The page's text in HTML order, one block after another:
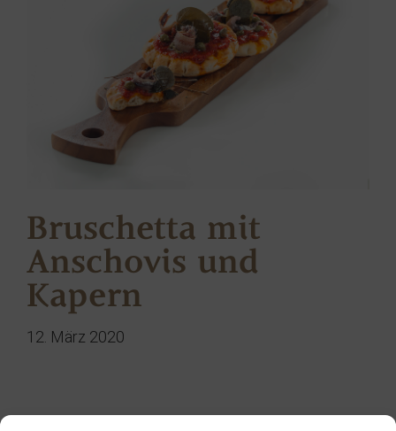
Bruschetta mit
Anschovis und
Kapern
12. März 2020